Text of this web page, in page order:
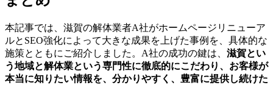
本記事では、滋賀の解体業者A社がホームページリニューア
ルとSEO強化によって大きな成果を上げた事例を、具体的な
施策とともにご紹介しました。A社の成功の鍵は、 滋賀とい
う地域と解体業という専門性に徹底的にこだわり、お客様が
本当に知りたい情報を、分かりやすく、豊富に提供し続けた